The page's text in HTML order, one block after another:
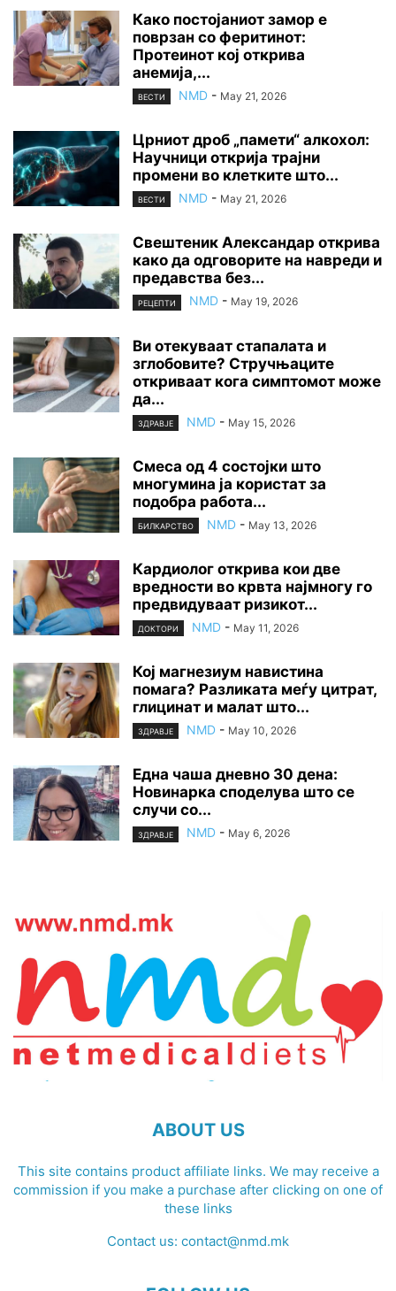
Како постојаниот замор е
поврзан со феритинот:
Протеинот кој открива
анемија,...
ВЕСТИ NMD - May 21, 2026
Црниот дроб „памети“ алкохол:
Научници открија трајни
промени во клетките што...
ВЕСТИ NMD - May 21, 2026
Свештеник Александар открива
како да одговорите на навреди и
предавства без...
РЕЦЕПТИ NMD - May 19, 2026
Ви отекуваат стапалата и
зглобовите? Стручњаците
откриваат кога симптомот може
да...
ЗДРАВЈЕ NMD - May 15, 2026
Смеса од 4 состојки што
многумина ја користат за
подобра работа...
БИЛКАРСТВО NMD - May 13, 2026
Кардиолог открива кои две
вредности во крвта најмногу го
предвидуваат ризикот...
ДОКТОРИ NMD - May 11, 2026
Кој магнезиум навистина
помага? Разликата меѓу цитрат,
глицинат и малат што...
ЗДРАВЈЕ NMD - May 10, 2026
Една чаша дневно 30 дена:
Новинарка споделува што се
случи со...
ЗДРАВЈЕ NMD - May 6, 2026
ABOUT US
This site contains product affiliate links. We may receive a
commission if you make a purchase after clicking on one of
these links
Contact us: contact@nmd.mk